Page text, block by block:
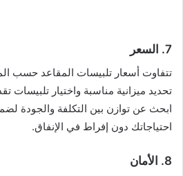
7. السعر
تتفاوت أسعار تلبيسات المقاعد حسب
تحديد ميزانية مناسبة واختيار تلبيسات
ابحث عن توازن بين التكلفة والجودة
احتياجاتك دون إفراط في الإنفاق.
8. الأمان